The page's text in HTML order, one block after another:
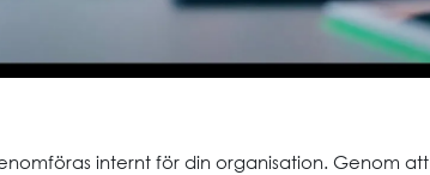
internt för din organisation. Genom att